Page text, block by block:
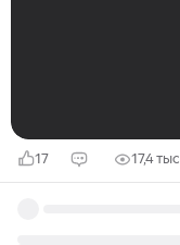
17 17,4 тыс